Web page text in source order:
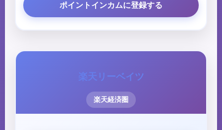
ポイントインカムに登録する
楽天リーベイツ
楽天経済圏